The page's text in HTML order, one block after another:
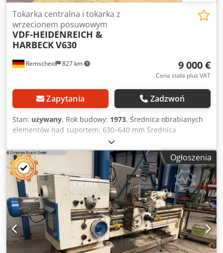
Remscheid 827 km
Tokarka centralna i tokarka z
wrzecionem posuwowym
VDF-HEIDENREICH &
HARBECKV630
9 000 €
Cena stała plus VAT
Zapytania Zadzwoń
Stan: używany, Rok budowy: 1973, Średnica obrabianych
elementów nad suportem: 630–640 mm Średnica
obrabianych elementów nad poprzeczką: ok. 380 mm
Długość obrabianych elementów: ok. 2000–4000 mm
Dodpfsztfwrox Aczokr Całkowite zapotrzebowanie na moc:
15 kW Masa maszyny: ok. 7–8 ton.
Ogłoszenia